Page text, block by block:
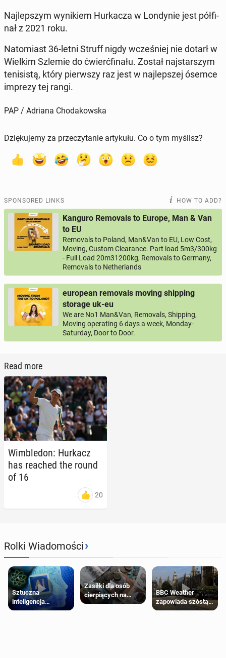
Na­jlep­szym wynikiem Hurkacza w Lon­dynie jest pół­fi­
nał z 2021 roku.
Nato­mi­ast 36-letni Struff nigdy wcześniej nie dotarł w
Wielkim Szlemie do ćwierć­fi­nału. Został na­js­tarszym
teni­sistą, który pier­wszy raz jest w na­jlep­szej ósemce
imprezy tej rangi.
PAP / Adriana Chodakowska
Dziękujemy za przeczytanie artykułu. Co o tym myślisz?
SPONSORED LINKS HOW TO ADD?
Kanguro Removals to Europe, Man & Van
to EU
Removals to Poland, Man&Van to EU, Low Cost,
Moving, Custom Clearance. Part load 5m3/300kg
- Full Load 20m31200kg, Removals to Germany,
Removals to Netherlands
european removals moving shipping
storage uk-eu
We are No1 Man&Van, Removals, Shipping,
Moving operating 6 days a week, Monday-
Saturday, Door to Door.
Read more
Wim­ble­don: Hurkacz
has reached the round
of 16
20
Rolki Wiadomości›
Sztuczna
inteligencja
próbowała oszukać
Zasiłki dla osób
cierpiących na
schorzenia
BBC Weather
zapowiada szóstą
falę upałów w